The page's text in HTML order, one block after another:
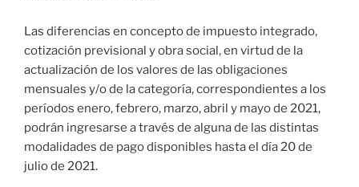
Las diferencias en concepto de impuesto integrado,
cotización previsional y obra social, en virtud de la
actualización de los valores de las obligaciones
mensuales y/o de la categoría, correspondientes a los
períodos enero, febrero, marzo, abril y mayo de 2021,
podrán ingresarse a través de alguna de las distintas
modalidades de pago disponibles hasta el día 20 de
julio de 2021.